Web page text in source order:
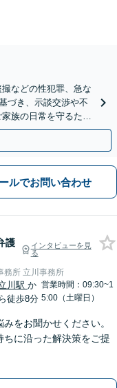
などの性犯罪、急な
づき、示談交渉や不
族の日常を守るため
ルでお問い合わせ
護
インタビューを見
る
務所 立川事務所
川駅 か
ら徒歩8分
営業時間：09:30~1
5:00（土曜日）
をお聞かせください。
ちに沿った解決策をご提